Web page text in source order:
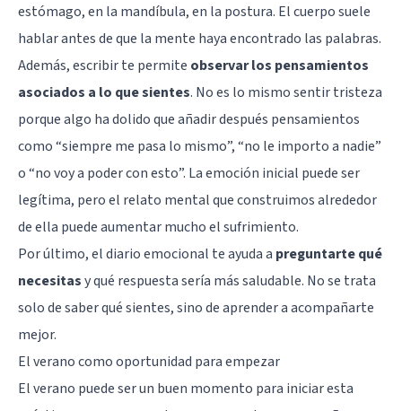
estómago, en la mandíbula, en la postura. El cuerpo suele
hablar antes de que la mente haya encontrado las palabras.
Además, escribir te permite observar los pensamientos
asociados a lo que sientes. No es lo mismo sentir tristeza
porque algo ha dolido que añadir después pensamientos
como “siempre me pasa lo mismo”, “no le importo a nadie”
o “no voy a poder con esto”. La emoción inicial puede ser
legítima, pero el relato mental que construimos alrededor
de ella puede aumentar mucho el sufrimiento.
Por último, el diario emocional te ayuda a preguntarte qué
necesitasy qué respuesta sería más saludable. No se trata
solo de saber qué sientes, sino de aprender a acompañarte
mejor.
El verano como oportunidad para empezar
El verano puede ser un buen momento para iniciar esta